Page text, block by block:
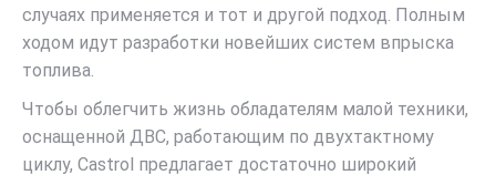
случаях применяется и тот и другой подход. Полным
ходом идут разработки новейших систем впрыска
топлива.
Чтобы облегчить жизнь обладателям малой техники,
оснащенной ДВС, работающим по двухтактному
циклу, Castrol предлагает достаточно широкий